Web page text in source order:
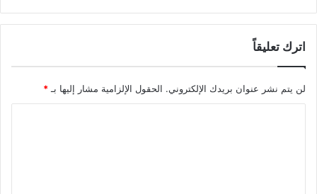
اترك تعليقاً
لن يتم نشر عنوان بريدك الإلكتروني. الحقول الإلزامية مشار إليها بـ *